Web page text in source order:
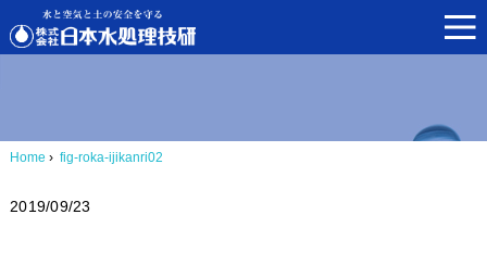
Home › fig-roka-ijikanri02
2019/09/23